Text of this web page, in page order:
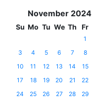
November 2024
Su Mo Tu We Th Fr
1
3
4 5 6 7 8
10
11 12 13 14 15
17
18 19 20 21 22
24
25 26 27 28 29